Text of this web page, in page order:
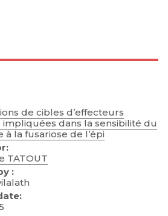
de cibles d’effecteurs
dans la sensibilité du
la fusariose de l’épi
TATOUT
: